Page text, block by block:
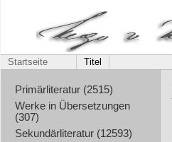
Startseite Titel
Primärliteratur (2515)
Werke in Übersetzungen
(307)
Sekundärliteratur (12593)